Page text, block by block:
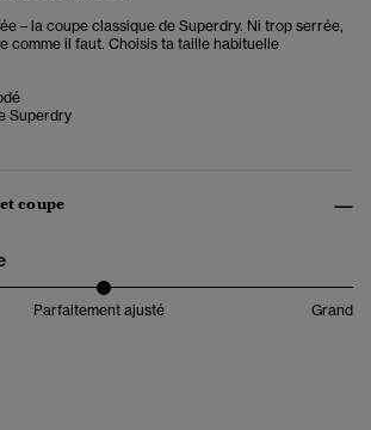
– la coupe classique de Superdry. Ni trop serrée,
comme il faut. Choisis ta taille habituelle
Superdry
coupe
Parfaitement ajusté Grand